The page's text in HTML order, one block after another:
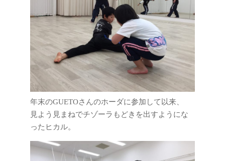
年末のGUETOさんのホーダに参加して以来、
見よう見まねでチゾーラもどきを出すようにな
ったヒカル。